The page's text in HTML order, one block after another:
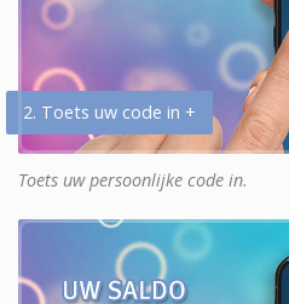
2. Toets uw code in +
Toets uw persoonlijke code in.